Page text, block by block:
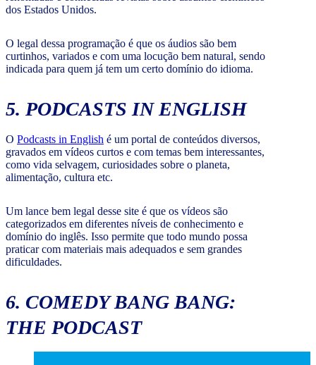
dos Estados Unidos.
O legal dessa programação é que os áudios são bem
curtinhos, variados e com uma locução bem natural, sendo
indicada para quem já tem um certo domínio do idioma.
5. PODCASTS IN ENGLISH
O Podcasts in English é um portal de conteúdos diversos,
gravados em vídeos curtos e com temas bem interessantes,
como vida selvagem, curiosidades sobre o planeta,
alimentação, cultura etc.
Um lance bem legal desse site é que os vídeos são
categorizados em diferentes níveis de conhecimento e
domínio do inglês. Isso permite que todo mundo possa
praticar com materiais mais adequados e sem grandes
dificuldades.
6. COMEDY BANG BANG:
THE PODCAST